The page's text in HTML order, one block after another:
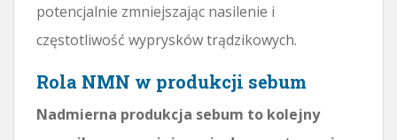
potencjalnie zmniejszając nasilenie i
częstotliwość wyprysków trądzikowych.
Rola NMN w produkcji sebum
Nadmierna produkcja sebum to kolejny